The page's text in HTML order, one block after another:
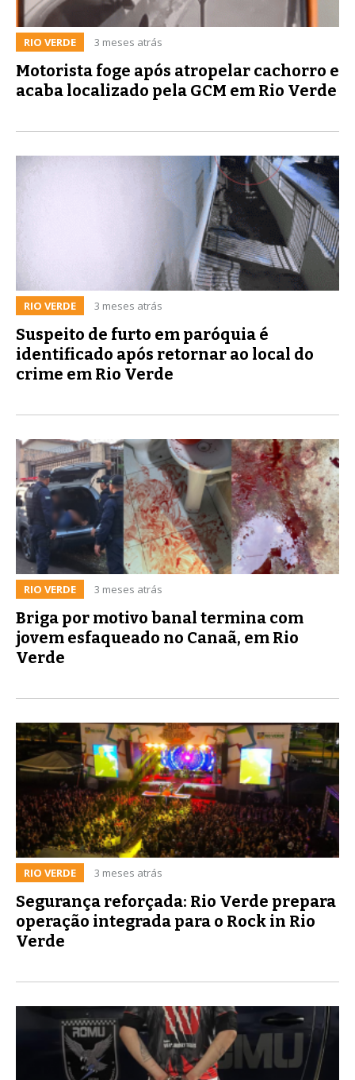
RIO VERDE 3 meses atrás
Motorista foge após atropelar cachorro e
acaba localizado pela GCM em Rio Verde
RIO VERDE 3 meses atrás
Suspeito de furto em paróquia é
identificado após retornar ao local do
crime em Rio Verde
RIO VERDE 3 meses atrás
Briga por motivo banal termina com
jovem esfaqueado no Canaã, em Rio
Verde
RIO VERDE 3 meses atrás
Segurança reforçada: Rio Verde prepara
operação integrada para o Rock in Rio
Verde